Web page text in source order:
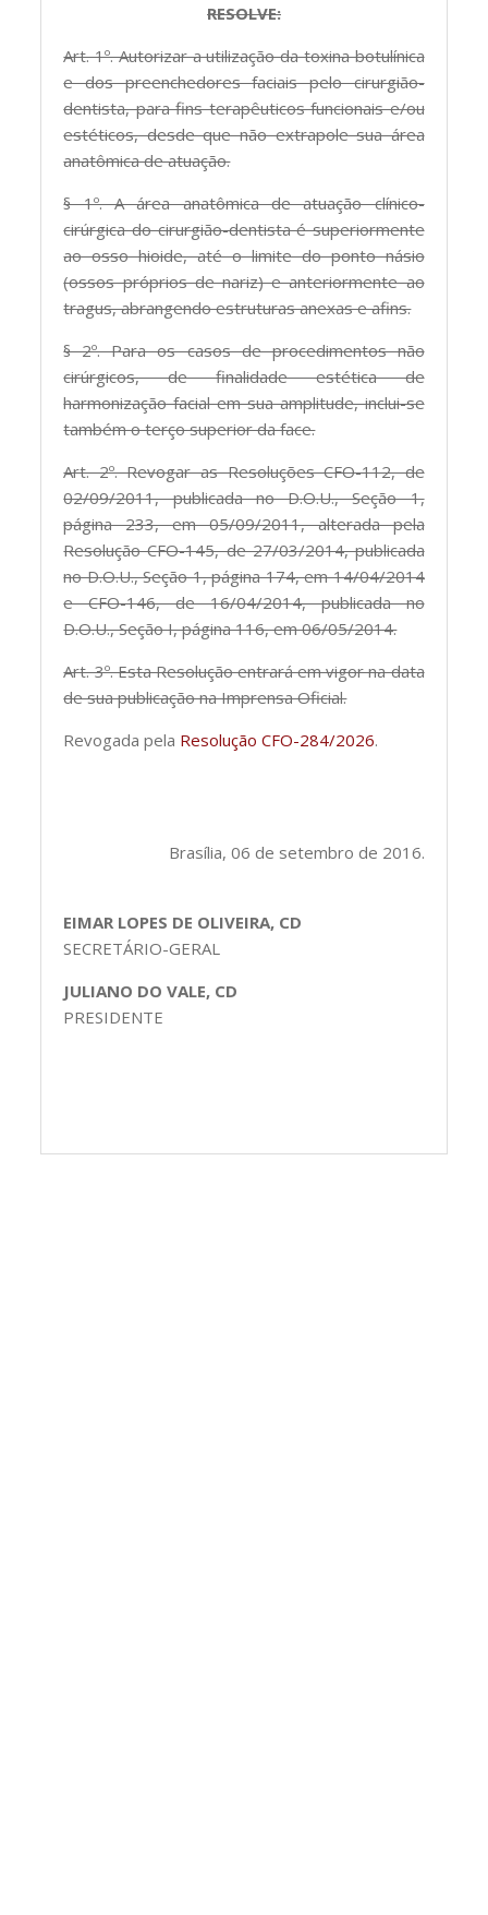
RESOLVE:
Art. 1º. Autorizar a utilização da toxina botulínica
e dos preenchedores faciais pelo cirurgião-
dentista, para fins terapêuticos funcionais e/ou
estéticos, desde que não extrapole sua área
anatômica de atuação.
§ 1º. A área anatômica de atuação clínico-
cirúrgica do cirurgião-dentista é superiormente
ao osso hioide, até o limite do ponto násio
(ossos próprios de nariz) e anteriormente ao
tragus, abrangendo estruturas anexas e afins.
§ 2º. Para os casos de procedimentos não
cirúrgicos, de finalidade estética de
harmonização facial em sua amplitude, inclui-se
também o terço superior da face.
Art. 2º. Revogar as Resoluções CFO-112, de
02/09/2011, publicada no D.O.U., Seção 1,
página 233, em 05/09/2011, alterada pela
Resolução CFO-145, de 27/03/2014, publicada
no D.O.U., Seção 1, página 174, em 14/04/2014
e CFO-146, de 16/04/2014, publicada no
D.O.U., Seção I, página 116, em 06/05/2014.
Art. 3º. Esta Resolução entrará em vigor na data
de sua publicação na Imprensa Oficial.
Revogada pela Resolução CFO-284/2026.
Brasília, 06 de setembro de 2016.
EIMAR LOPES DE OLIVEIRA, CD
SECRETÁRIO-GERAL
JULIANO DO VALE, CD
PRESIDENTE